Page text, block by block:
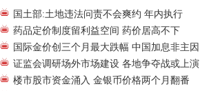
国土部:土地违法问责不会爽约 年内执行
药品定价制度留利益空间 药价居高不下
国际金价创三个月最大跌幅 中国加息非主因
证监会调研场外市场建设 各地争夺战或上演
楼市股市资金涌入 金银币价格两个月翻番